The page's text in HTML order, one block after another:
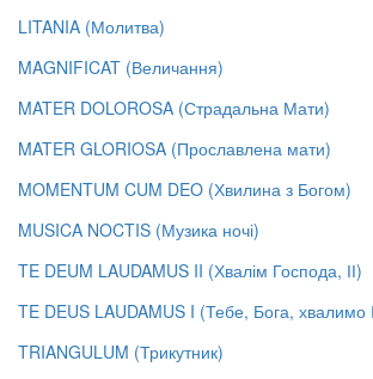
LITANIA (Молитва)
MAGNIFICAT (Величання)
MATER DOLOROSA (Страдальна Мати)
MATER GLORIOSA (Прославлена мати)
MOMENTUM CUM DEO (Хвилина з Богом)
MUSICA NOCTIS (Музика ночі)
TE DEUM LAUDAMUS II (Хвалім Господа, ІІ)
TE DEUS LAUDAMUS I (Тебе, Бога, хвалимо
TRIANGULUM (Трикутник)